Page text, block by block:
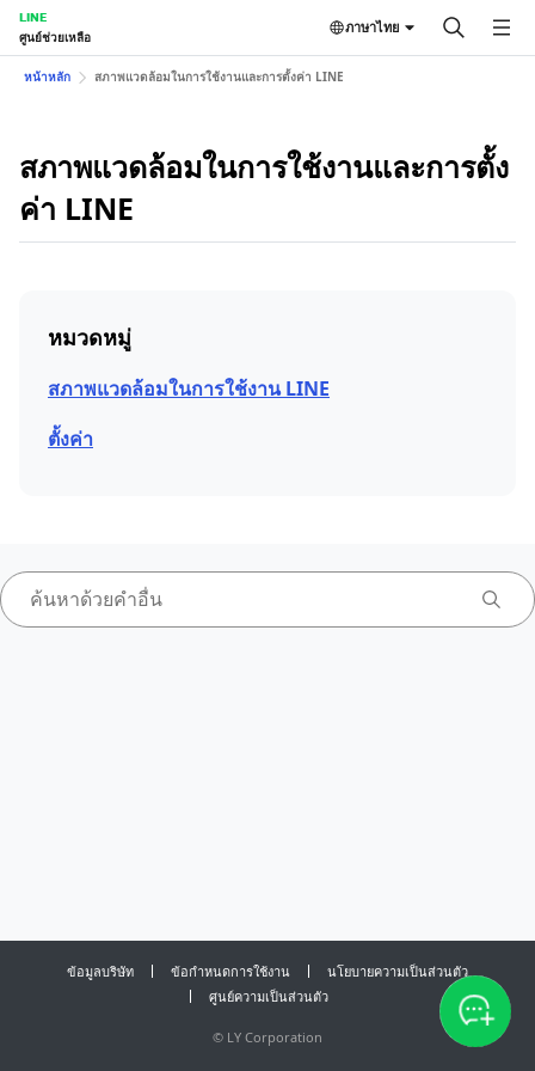
LINE
ศูนย์ช่วยเหลือ
ภาษาไทย
หน้าหลัก สภาพแวดล้อมในการใช้งานและการตั้งค่า LINE
สภาพแวดล้อมในการใช้งานและการตั้ง
ค่า LINE
หมวดหมู่
สภาพแวดล้อมในการใช้งาน LINE
ตั้งค่า
ข้อมูลบริษัท ข้อกำหนดการใช้งาน
นโยบายความเป็นส่วนตัว
ศูนย์ความเป็นส่วนตัว
© LY Corporation